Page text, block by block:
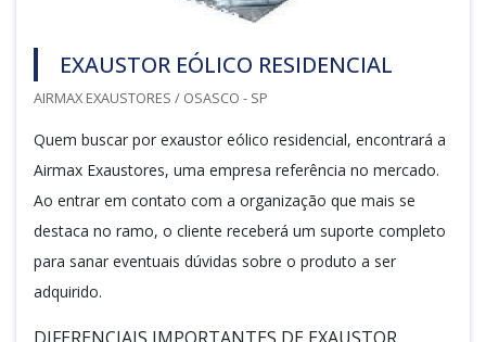
EXAUSTOR EÓLICO RESIDENCIAL
AIRMAX EXAUSTORES / OSASCO - SP
Quem buscar por exaustor eólico residencial, encontrará a
Airmax Exaustores, uma empresa referência no mercado.
Ao entrar em contato com a organização que mais se
destaca no ramo, o cliente receberá um suporte completo
para sanar eventuais dúvidas sobre o produto a ser
adquirido.
DIFERENCIAIS IMPORTANTES DE EXAUSTOR